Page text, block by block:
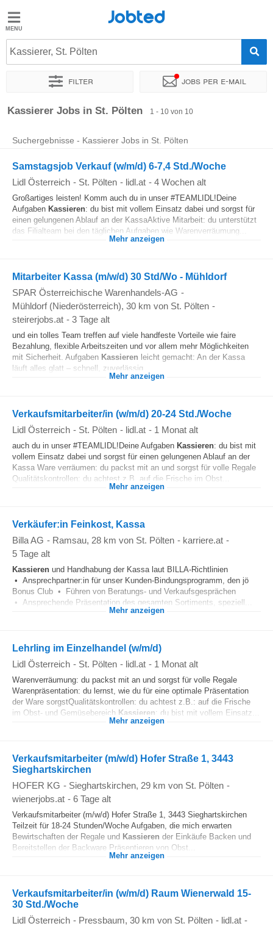
Jobted
Jobs
Jobted
Kassierer, St. Pölten
Filter Jobs per e-mail
Sortieren nach Genauer Standort Unternehmen
Kassierer Jobs in St. Pölten 1 - 10 von 10
Suchergebnisse - Kassierer Jobs in St. Pölten
Samstagsjob Verkauf (w/m/d) 6-7,4 Std./Woche
Lidl Österreich - St. Pölten - lidl.at - 4 Wochen alt
Großartiges leisten! Komm auch du in unser #TEAMLIDL!Deine
Aufgaben Kassieren: du bist mit vollem Einsatz dabei und sorgst für
einen gelungenen Ablauf an der KassaAktive Mitarbeit: du unterstützt
das Filialteam bei den täglichen Aufgaben wie Warenverräumung...
Mehr anzeigen
Mitarbeiter Kassa (m/w/d) 30 Std/Wo - Mühldorf
SPAR Österreichische Warenhandels-AG -
Mühldorf (Niederösterreich), 30 km von St. Pölten -
steirerjobs.at - 3 Tage alt
und ein tolles Team treffen auf viele handfeste Vorteile wie faire
Bezahlung, flexible Arbeitszeiten und vor allem mehr Möglichkeiten
mit Sicherheit. Aufgaben Kassieren leicht gemacht: An der Kassa
läuft alles glatt – schnell, zuverlässig...
Mehr anzeigen
Verkaufsmitarbeiter/in (w/m/d) 20-24 Std./Woche
Lidl Österreich - St. Pölten - lidl.at - 1 Monat alt
auch du in unser #TEAMLIDL!Deine Aufgaben Kassieren: du bist mit
vollem Einsatz dabei und sorgst für einen gelungenen Ablauf an der
Kassa Ware verräumen: du packst mit an und sorgst für volle Regale
Qualitätskontrollen: du achtest z.B. auf die Frische im Obst...
Mehr anzeigen
Verkäufer:in Feinkost, Kassa
Billa AG - Ramsau, 28 km von St. Pölten - karriere.at -
5 Tage alt
Kassieren und Handhabung der Kassa laut BILLA-Richtlinien
• Ansprechpartner:in für unser Kunden-Bindungsprogramm, den jö
Bonus Club • Führen von Beratungs- und Verkaufsgesprächen
• Ansprechende Präsentation des gesamten Sortiments, speziell...
Mehr anzeigen
Lehrling im Einzelhandel (w/m/d)
Lidl Österreich - St. Pölten - lidl.at - 1 Monat alt
Warenverräumung: du packst mit an und sorgst für volle Regale
Warenpräsentation: du lernst, wie du für eine optimale Präsentation
der Ware sorgstQualitätskontrollen: du achtest z.B.: auf die Frische
im Obst- und Gemüsebereich Kassieren: du bist mit vollem Einsatz...
Mehr anzeigen
Verkaufsmitarbeiter (m/w/d) Hofer Straße 1, 3443
Sieghartskirchen
HOFER KG - Sieghartskirchen, 29 km von St. Pölten -
wienerjobs.at - 6 Tage alt
Verkaufsmitarbeiter (m/w/d) Hofer Straße 1, 3443 Sieghartskirchen
Teilzeit für 18-24 Stunden/Woche Aufgaben, die mich erwarten
Bewirtschaften der Regale und Kassieren der Einkäufe Backen und
Bereitstellen der Backware Präsentieren von Obst...
Mehr anzeigen
Verkaufsmitarbeiter/in (w/m/d) Raum Wienerwald 15-
30 Std./Woche
Lidl Österreich - Pressbaum, 30 km von St. Pölten - lidl.at -